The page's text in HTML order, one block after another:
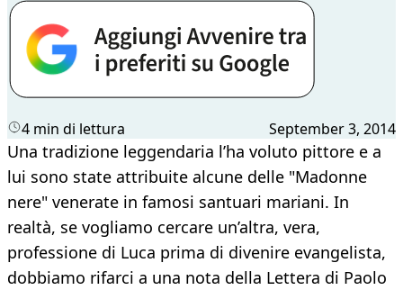
4 min di lettura September 3, 2014
Una tradizione leggendaria l’ha voluto pittore e a
lui sono state attribuite alcune delle "Madonne
nere" venerate in famosi santuari mariani. In
realtà, se vogliamo cercare un’altra, vera,
professione di Luca prima di divenire evangelista,
dobbiamo rifarci a una nota della Lettera di Paolo